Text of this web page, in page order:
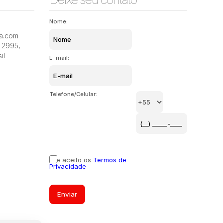
Santo Antônio de Lisboa, Florianópolis, Santa
Catarina, Brasil
2995,
Nome:
E-mail:
Telefone/Celular:
Li e aceito os Termos de
Privacidade